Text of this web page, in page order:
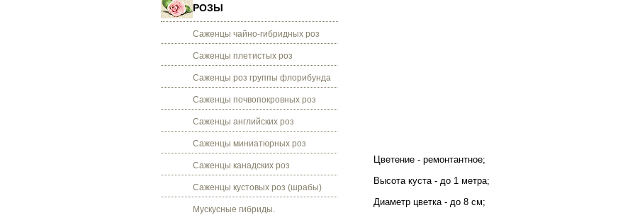
РОЗЫ
Саженцы чайно-гибридных роз
Саженцы плетистых роз
Саженцы роз группы флорибунда
Саженцы почвопокровных роз
Саженцы английских роз
Саженцы миниатюрных роз
Саженцы канадских роз
Саженцы кустовых роз (шрабы)
Мускусные гибриды.
Цветение - ремонтантное;
Высота куста - до 1 метра;
Диаметр цветка - до 8 см;